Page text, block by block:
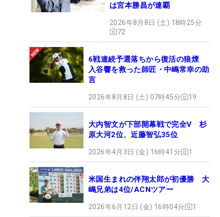
は宮本勝昌が連覇
2026年8月8日 (土) 18時25分
72
6戦連続予選落ちから復活の狼煙
入谷響を救った師匠・中嶋常幸の助
言
2026年8月8日 (土) 07時45分 19
大内智文が下部開幕戦で完全V 杉
原大河2位、近藤智弘35位
2026年4月3日 (金) 16時41分 1
米国生まれの伴翔太郎が初優勝 大
嶋兄弟は4位/ACNツアー
2026年6月12日 (金) 16時04分 1